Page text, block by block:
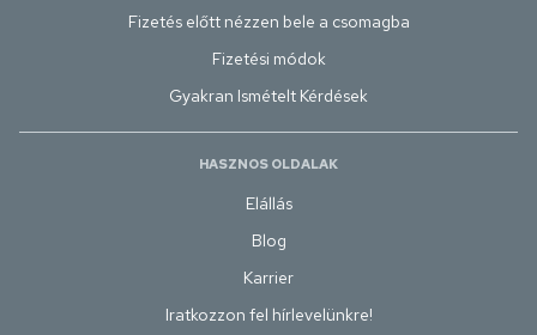
Fizetés előtt nézzen bele a csomagba
Fizetési módok
Gyakran Ismételt Kérdések
HASZNOS OLDALAK
Elállás
Blog
Karrier
Iratkozzon fel hírlevelünkre!